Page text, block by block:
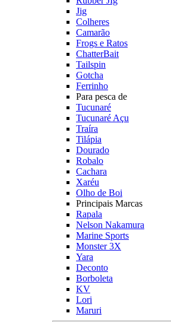
Jig
Colheres
Camarão
Frogs e Ratos
ChatterBait
Tailspin
Gotcha
Ferrinho
Para pesca de
Tucunaré
Tucunaré Açu
Traíra
Tilápia
Dourado
Robalo
Cachara
Xaréu
Olho de Boi
Principais Marcas
Rapala
Nelson Nakamura
Marine Sports
Monster 3X
Yara
Deconto
Borboleta
KV
Lori
Maruri